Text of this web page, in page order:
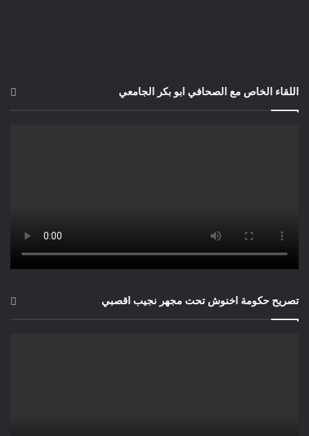
اللقاء الخاص مع الصحافي ابو بكر الجامعي
تصريح حكومة اخنوش تحت مجهر نجيب اقصبي